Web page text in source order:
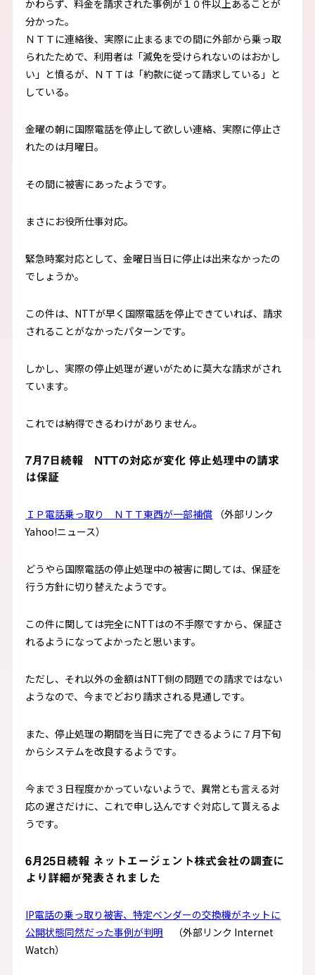
かわらず、料金を請求された事例が１０件以上あることが
分かった。
ＮＴＴに連絡後、実際に止まるまでの間に外部から乗っ取
られたためで、利用者は「減免を受けられないのはおかし
い」と憤るが、ＮＴＴは「約款に従って請求している」と
している。
金曜の朝に国際電話を停止して欲しい連絡、実際に停止さ
れたのは月曜日。
その間に被害にあったようです。
まさにお役所仕事対応。
緊急時案対応として、金曜日当日に停止は出来なかったの
でしょうか。
この件は、NTTが早く国際電話を停止できていれば、請求
されることがなかったパターンです。
しかし、実際の停止処理が遅いがために莫大な請求がされ
ています。
これでは納得できるわけがありません。
7月7日続報 NTTの対応が変化 停止処理中の請求
は保証
ＩＰ電話乗っ取り ＮＴＴ東西が一部補償 （外部リンク
Yahoo!ニュース）
どうやら国際電話の停止処理中の被害に関しては、保証を
行う方針に切り替えたようです。
この件に関しては完全にNTTはの不手際ですから、保証さ
れるようになってよかったと思います。
ただし、それ以外の金額はNTT側の問題での請求ではない
ようなので、今までどおり請求される見通しです。
また、停止処理の期間を当日に完了できるように７月下旬
からシステムを改良するようです。
今まで３日程度かかっていないようで、異常とも言える対
応の遅さだけに、これで申し込んですぐ対応して貰えるよ
うです。
6月25日続報 ネットエージェント株式会社の調査に
より詳細が発表されました
IP電話の乗っ取り被害、特定ベンダーの交換機がネットに
公開状態同然だった事例が判明 （外部リンク Internet
Watch）